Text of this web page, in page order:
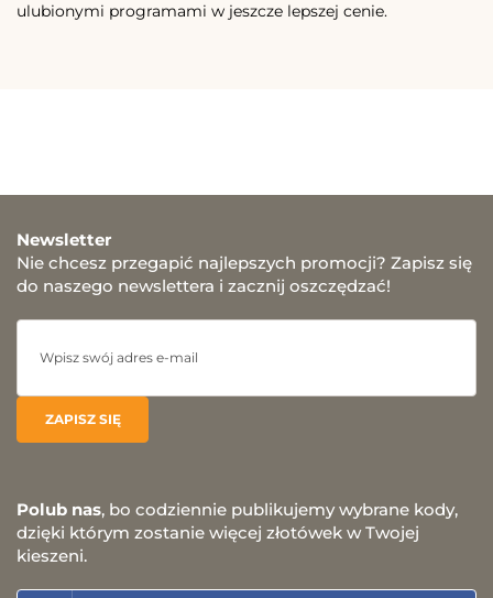
ulubionymi programami w jeszcze lepszej cenie.
Newsletter
Nie chcesz przegapić najlepszych promocji? Zapisz się
do naszego newslettera i zacznij oszczędzać!
Polub nas, bo codziennie publikujemy wybrane kody,
dzięki którym zostanie więcej złotówek w Twojej
kieszeni.